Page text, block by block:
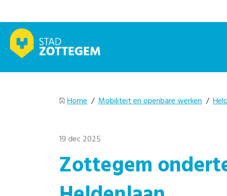
Home / Mobiliteit en openbare werken /
19 dec 2025
Zottegem